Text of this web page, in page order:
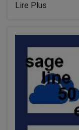
Lire Plus